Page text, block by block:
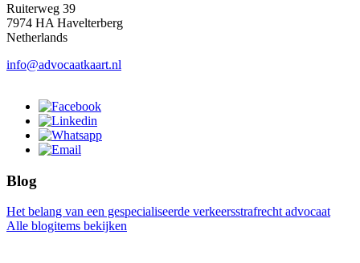
Ruiterweg 39
7974 HA Havelterberg
Netherlands
info@advocaatkaart.nl
Blog
Het belang van een gespecialiseerde verkeersstrafrecht advocaat
Alle blogitems bekijken